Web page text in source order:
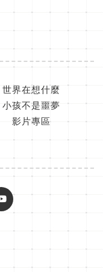
世界在想什麼
小孩不是噩夢
影片專區